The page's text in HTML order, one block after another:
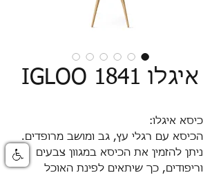
איגלו IGLOO 1841
כיסא איגלו:
הכיסא עם רגלי עץ, גב ומושב מרופדים.
ניתן להזמין את הכיסא במגוון צבעים
וריפודים, כך שיתאים לפינת האוכל